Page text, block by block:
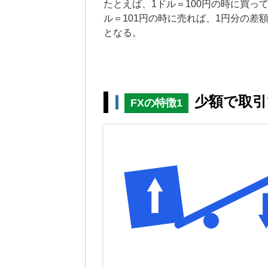
たとえば、1ドル＝100円の時に買っ
ル＝101円の時に売れば、1円分の差
となる。
FXの特徴1 少額で取